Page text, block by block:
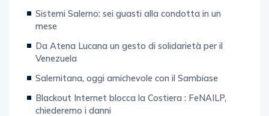
Sistemi Salerno: sei guasti alla condotta in un
mese
Da Atena Lucana un gesto di solidarietà per il
Venezuela
Salernitana, oggi amichevole con il Sambiase
Blackout Internet blocca la Costiera : FeNAILP,
chiederemo i danni